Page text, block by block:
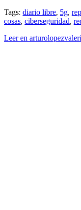
Tags: diario libre, 5g,
cosas, ciberseguridad,
Leer en